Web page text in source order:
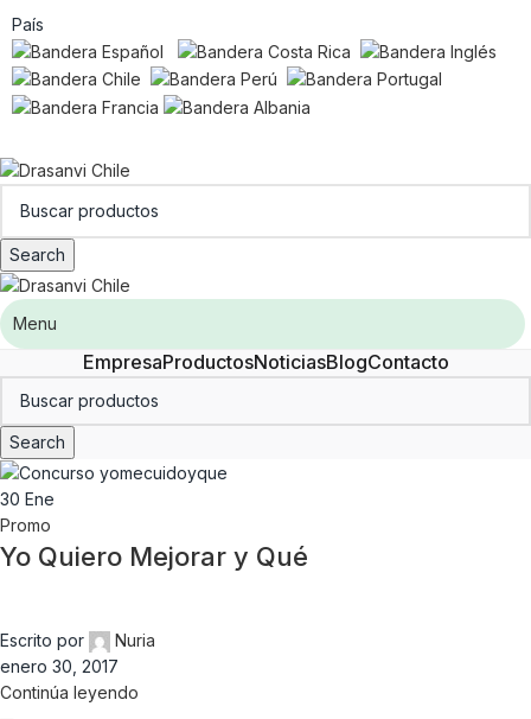
País
Search
Menu
EmpresaProductosNoticiasBlogContacto
Search
30 Ene
Promo
Yo Quiero Mejorar y Qué
Escrito por
Nuria
enero 30, 2017
Continúa leyendo